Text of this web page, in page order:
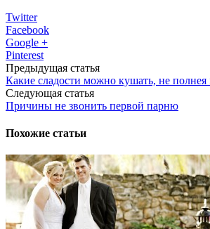
Twitter
Facebook
Google +
Pinterest
Предыдущая статья
Какие сладости можно кушать, не полнея
Следующая статья
Причины не звонить первой парню
Похожие статьи